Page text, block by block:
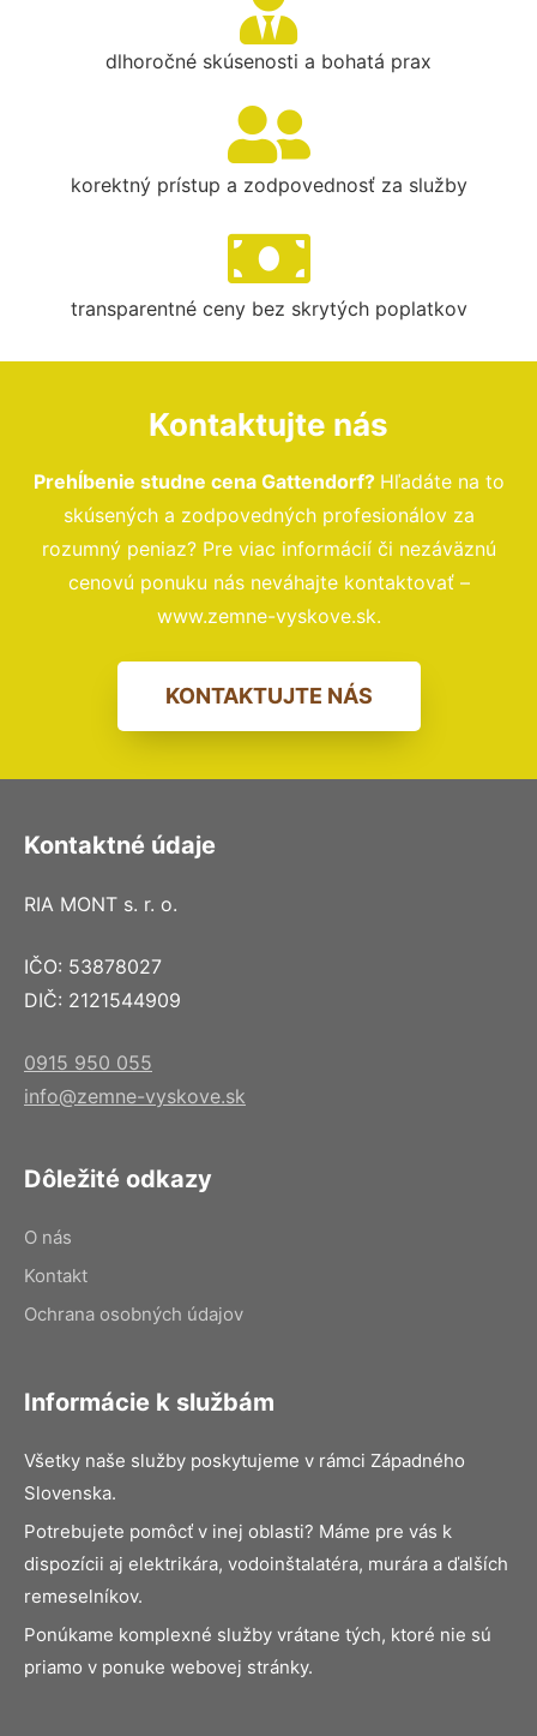
dlhoročné skúsenosti a bohatá prax
korektný prístup a zodpovednosť za služby
transparentné ceny bez skrytých poplatkov
Kontaktujte nás
Prehĺbenie studne cena Gattendorf? Hľadáte na to
skúsených a zodpovedných profesionálov za
rozumný peniaz? Pre viac informácií či nezáväznú
cenovú ponuku nás neváhajte kontaktovať –
www.zemne-vyskove.sk.
KONTAKTUJTE NÁS
Kontaktné údaje
RIA MONT s. r. o.
IČO: 53878027
DIČ: 2121544909
0915 950 055
info@zemne-vyskove.sk
Dôležité odkazy
O nás
Kontakt
Ochrana osobných údajov
Informácie k službám
Všetky naše služby poskytujeme v rámci Západného
Slovenska.
Potrebujete pomôcť v inej oblasti? Máme pre vás k
dispozícii aj elektrikára, vodoinštalatéra, murára a ďalších
remeselníkov.
Ponúkame komplexné služby vrátane tých, ktoré nie sú
priamo v ponuke webovej stránky.